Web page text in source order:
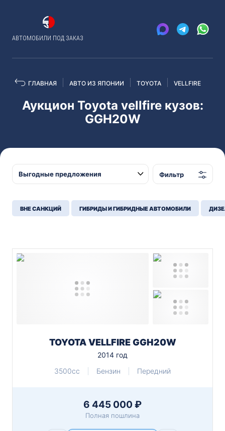
АВТОМОБИЛИ ПОД ЗАКАЗ
ГЛАВНАЯ АВТО ИЗ ЯПОНИИ TOYOTA VELLFIRE
Аукцион Toyota vellfire кузов:
GGH20W
Фильтр
ВНЕ САНКЦИЙ ГИБРИДЫ И ГИБРИДНЫЕ АВТОМОБИЛИ
TOYOTA VELLFIRE GGH20W
2014 год
3500cc
Бензин Передний
6 445 000 ₽
Полная пошлина